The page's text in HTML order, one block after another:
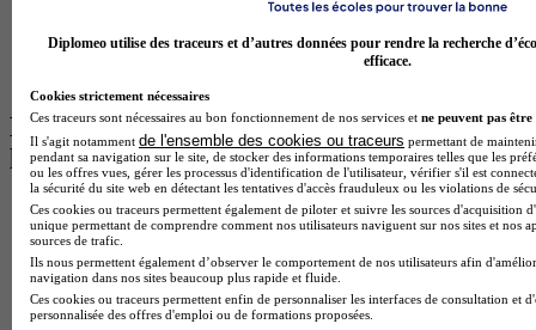
BTS Communication à Bordeaux
Master Psychologie à Angers
BTS Communication à Lyon
Les intitulés de diplôme par alternance
les plus recherchés
BTS Esf en alternance
BTS Dietetique en alternance
BTS Mco en alternance
BTS Pi en alternance
BTS Sp3s en alternance
Master CCA en alternance
Diplomeo utilise des traceurs et d’autres données pour rendre la recherche
efficace.
Cookies strictement nécessaires
Ces traceurs sont nécessaires au bon fonctionnement de nos services et ne peuvent pas être
Il s'agit notamment de l'ensemble des cookies ou traceurs permettant de
pendant sa navigation sur le site, de stocker des informations temporaires telles que les
ou les offres vues, gérer les processus d'identification de l'utilisateur, vérifier s'il est
la sécurité du site web en détectant les tentatives d'accès frauduleux ou les violations de
Ces cookies ou traceurs permettent également de piloter et suivre les sources d'acquisition
unique permettant de comprendre comment nos utilisateurs naviguent sur nos sites et nos
sources de trafic.
Ils nous permettent également d’observer le comportement de nos utilisateurs afin
navigation dans nos sites beaucoup plus rapide et fluide.
Ces cookies ou traceurs permettent enfin de personnaliser les interfaces de consultation et
personnalisée des offres d'emploi ou de formations proposées.